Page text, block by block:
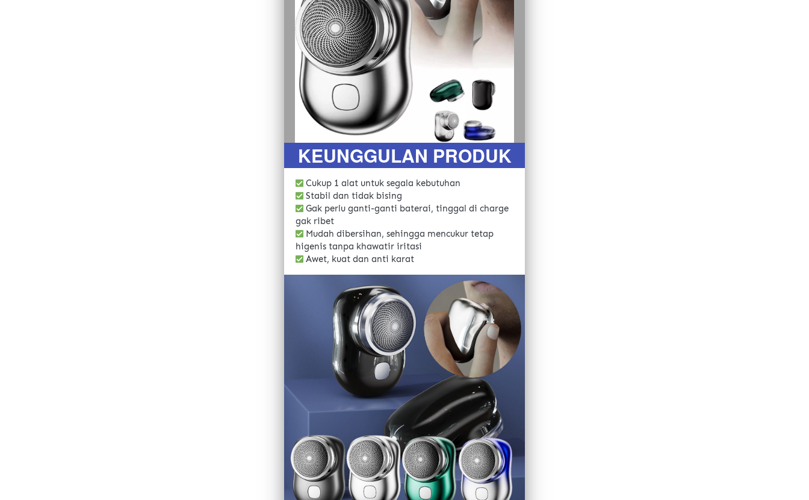
KEUNGGULAN PRODUK
Cukup 1 alat untuk segala kebutuhan
Stabil dan tidak bising
Gak perlu ganti-ganti baterai, tinggal di charge
gak ribet
Mudah dibersihan, sehingga mencukur tetap
higenis tanpa khawatir iritasi
Awet, kuat dan anti karat